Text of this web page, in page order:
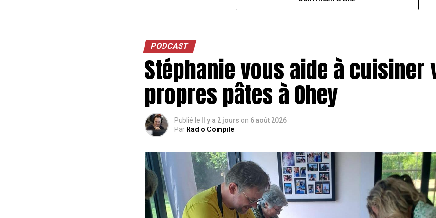
PODCAST
Stéphanie vous aide à cuisiner
propres pâtes à Ohey
Publié le Il y a 2 jours on 6 août 2026
Par Radio Compile